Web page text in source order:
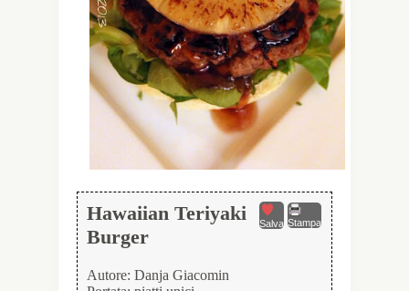
Salva Stampa
Hawaiian Teriyaki
Burger
Autore: Danja Giacomin